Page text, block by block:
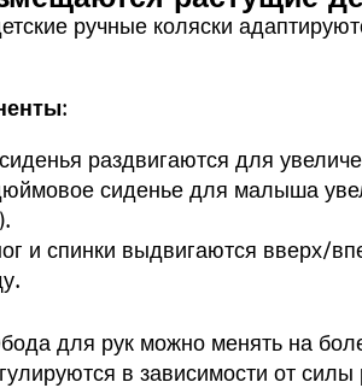
ручные коляски
:
раздвигаются для
сиденье для малыша
и спинки выдвигаются вверх/
для рук можно менять на
в зависимости от силы